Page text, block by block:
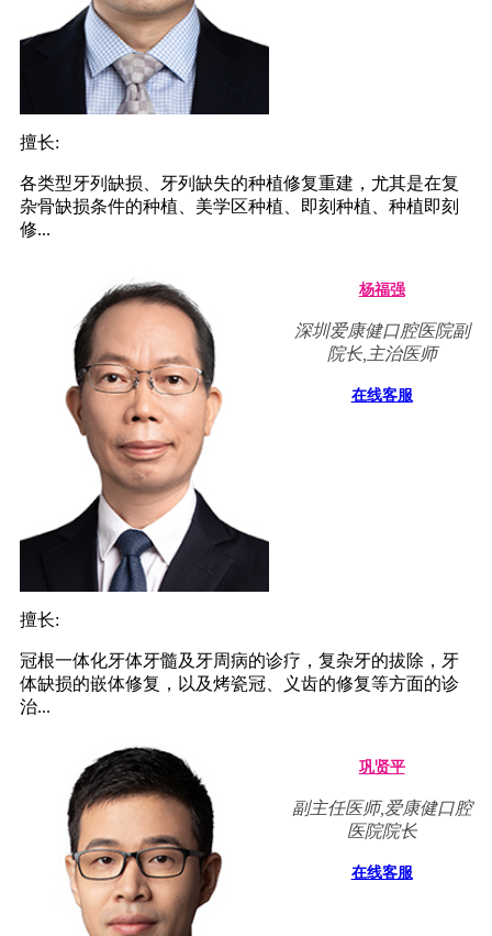
擅长:
各类型牙列缺损、牙列缺失的种植修复重建，尤其是在复
杂骨缺损条件的种植、美学区种植、即刻种植、种植即刻
修...
杨福强
深圳爱康健口腔医院副
院长,主治医师
在线客服
擅长:
冠根一体化牙体牙髓及牙周病的诊疗，复杂牙的拔除，牙
体缺损的嵌体修复，以及烤瓷冠、义齿的修复等方面的诊
治...
巩贤平
副主任医师,爱康健口腔
医院院长
在线客服